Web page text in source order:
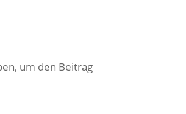
um den Beitrag